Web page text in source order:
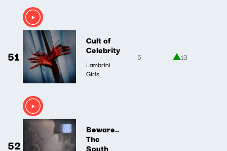
51
Cult of
Celebrity
Lambrini
Girls
5 13
52
Beware..
The
South